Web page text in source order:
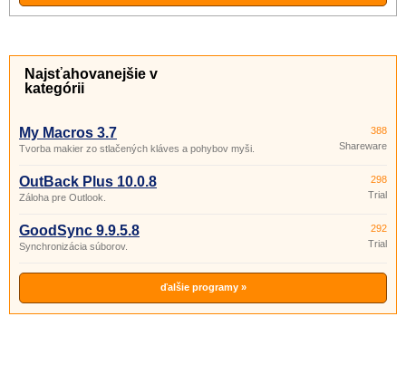
Najsťahovanejšie v
kategórii
My Macros 3.7
Tvorba makier zo stlačených kláves a pohybov myši.
388
Shareware
OutBack Plus 10.0.8
Záloha pre Outlook.
298
Trial
GoodSync 9.9.5.8
Synchronizácia súborov.
292
Trial
ďalšie programy »